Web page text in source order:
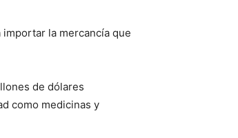
la mercancía que
de dólares
como medicinas y